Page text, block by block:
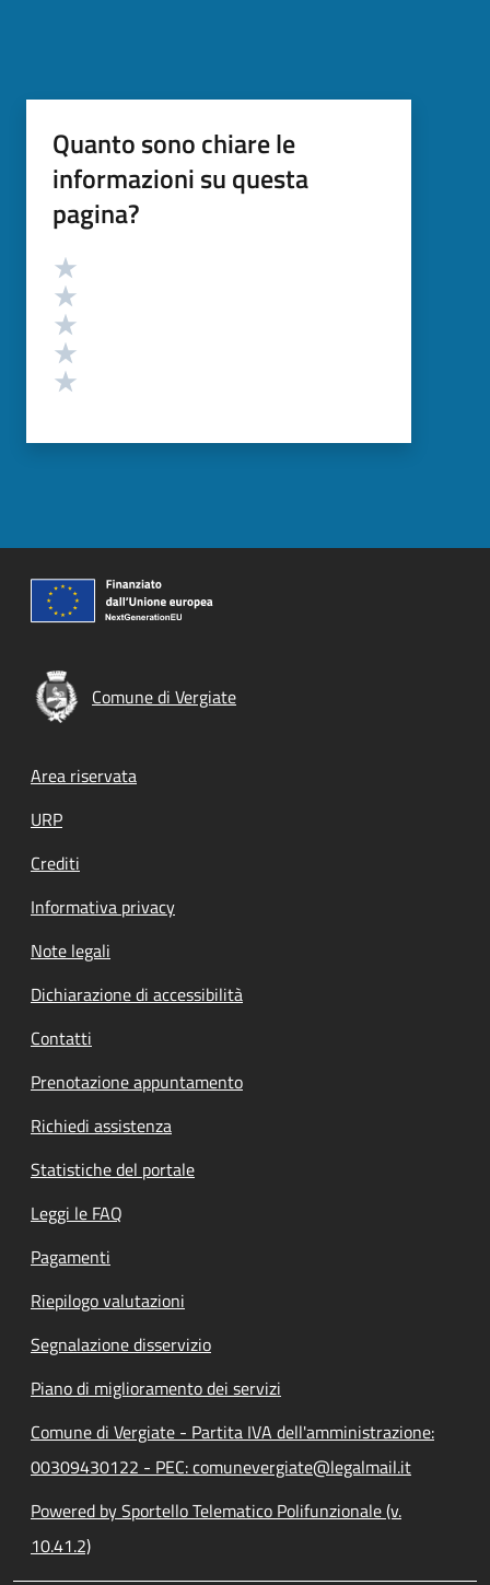
Quanto sono chiare le
informazioni su questa
pagina?
Valutazione
Comune di Vergiate
Footer menu
Area riservata
URP
Crediti
Informativa privacy
Note legali
Dichiarazione di accessibilità
Contatti
Prenotazione appuntamento
Richiedi assistenza
Statistiche del portale
Leggi le FAQ
Pagamenti
Riepilogo valutazioni
Segnalazione disservizio
Piano di miglioramento dei servizi
Comune di Vergiate - Partita IVA dell'amministrazione:
00309430122 - PEC: comunevergiate@legalmail.it
Powered by Sportello Telematico Polifunzionale (v.
10.41.2)